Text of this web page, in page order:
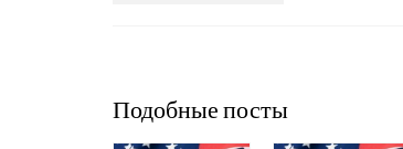
Подобные посты